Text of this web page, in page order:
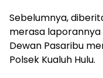
Sebelumnya,
merasa laporannya
Dewan Pasaribu
Polsek Kualuh Hulu.